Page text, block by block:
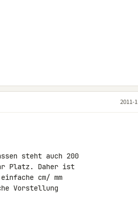
2011-
steht auch 200
Platz. Daher ist
cm/ mm
Vorstellung